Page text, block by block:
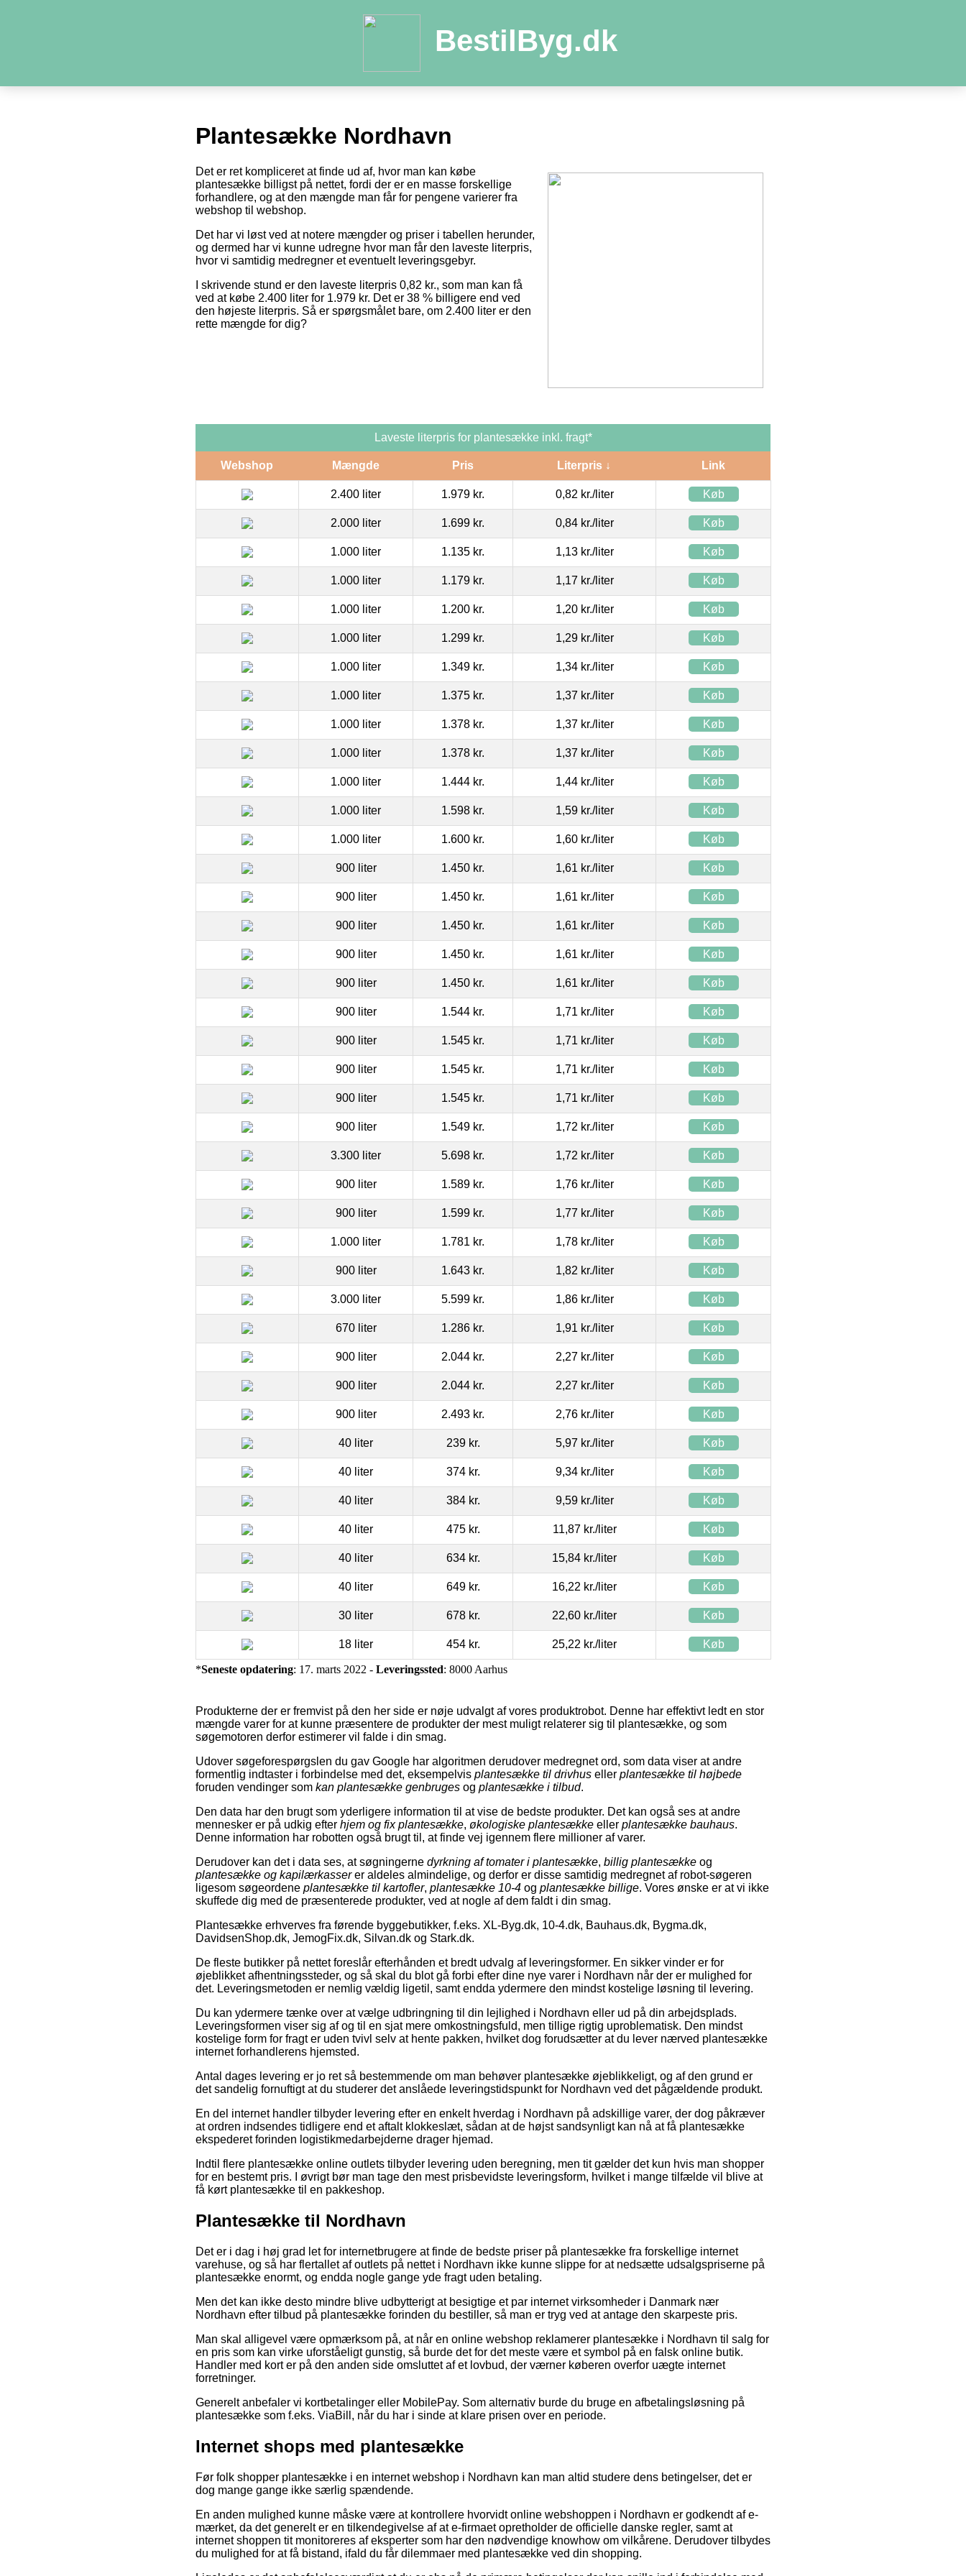
BestilByg.dk
Plantesække Nordhavn
Det er ret kompliceret at finde ud af, hvor man kan købe
plantesække billigst på nettet, fordi der er en masse forskellige
forhandlere, og at den mængde man får for pengene varierer fra
webshop til webshop.
Det har vi løst ved at notere mængder og priser i tabellen herunder,
og dermed har vi kunne udregne hvor man får den laveste literpris,
hvor vi samtidig medregner et eventuelt leveringsgebyr.
I skrivende stund er den laveste literpris 0,82 kr., som man kan få
ved at købe 2.400 liter for 1.979 kr. Det er 38 % billigere end ved
den højeste literpris. Så er spørgsmålet bare, om 2.400 liter er den
rette mængde for dig?
Laveste literpris for plantesække inkl. fragt*
Webshop Mængde Pris Literpris ↓ Link
2.400 liter 1.979 kr. 0,82 kr./liter Køb
2.000 liter 1.699 kr. 0,84 kr./liter Køb
1.000 liter 1.135 kr. 1,13 kr./liter Køb
1.000 liter 1.179 kr. 1,17 kr./liter Køb
1.000 liter 1.200 kr. 1,20 kr./liter Køb
1.000 liter 1.299 kr. 1,29 kr./liter Køb
1.000 liter 1.349 kr. 1,34 kr./liter Køb
1.000 liter 1.375 kr. 1,37 kr./liter Køb
1.000 liter 1.378 kr. 1,37 kr./liter Køb
1.000 liter 1.378 kr. 1,37 kr./liter Køb
1.000 liter 1.444 kr. 1,44 kr./liter Køb
1.000 liter 1.598 kr. 1,59 kr./liter Køb
1.000 liter 1.600 kr. 1,60 kr./liter Køb
900 liter 1.450 kr. 1,61 kr./liter Køb
900 liter 1.450 kr. 1,61 kr./liter Køb
900 liter 1.450 kr. 1,61 kr./liter Køb
900 liter 1.450 kr. 1,61 kr./liter Køb
900 liter 1.450 kr. 1,61 kr./liter Køb
900 liter 1.544 kr. 1,71 kr./liter Køb
900 liter 1.545 kr. 1,71 kr./liter Køb
900 liter 1.545 kr. 1,71 kr./liter Køb
900 liter 1.545 kr. 1,71 kr./liter Køb
900 liter 1.549 kr. 1,72 kr./liter Køb
3.300 liter 5.698 kr. 1,72 kr./liter Køb
900 liter 1.589 kr. 1,76 kr./liter Køb
900 liter 1.599 kr. 1,77 kr./liter Køb
1.000 liter 1.781 kr. 1,78 kr./liter Køb
900 liter 1.643 kr. 1,82 kr./liter Køb
3.000 liter 5.599 kr. 1,86 kr./liter Køb
670 liter 1.286 kr. 1,91 kr./liter Køb
900 liter 2.044 kr. 2,27 kr./liter Køb
900 liter 2.044 kr. 2,27 kr./liter Køb
900 liter 2.493 kr. 2,76 kr./liter Køb
40 liter 239 kr. 5,97 kr./liter Køb
40 liter 374 kr. 9,34 kr./liter Køb
40 liter 384 kr. 9,59 kr./liter Køb
40 liter 475 kr. 11,87 kr./liter Køb
40 liter 634 kr. 15,84 kr./liter Køb
40 liter 649 kr. 16,22 kr./liter Køb
30 liter 678 kr. 22,60 kr./liter Køb
18 liter 454 kr. 25,22 kr./liter Køb
*Seneste opdatering: 17. marts 2022 - Leveringssted: 8000 Aarhus
Produkterne der er fremvist på den her side er nøje udvalgt af vores produktrobot. Denne har effektivt ledt en stor
mængde varer for at kunne præsentere de produkter der mest muligt relaterer sig til plantesække, og som
søgemotoren derfor estimerer vil falde i din smag.
Udover søgeforespørgslen du gav Google har algoritmen derudover medregnet ord, som data viser at andre
formentlig indtaster i forbindelse med det, eksempelvis plantesække til drivhus eller plantesække til højbede
foruden vendinger som kan plantesække genbruges og plantesække i tilbud.
Den data har den brugt som yderligere information til at vise de bedste produkter. Det kan også ses at andre
mennesker er på udkig efter hjem og fix plantesække, økologiske plantesække eller plantesække bauhaus.
Denne information har robotten også brugt til, at finde vej igennem flere millioner af varer.
Derudover kan det i data ses, at søgningerne dyrkning af tomater i plantesække, billig plantesække og
plantesække og kapilærkasserer aldeles almindelige, og derfor er disse samtidig medregnet af robot-søgeren
ligesom søgeordene plantesække til kartofler, plantesække 10-4 og plantesække billige. Vores ønske er at vi ikke
skuffede dig med de præsenterede produkter, ved at nogle af dem faldt i din smag.
Plantesække erhverves fra førende byggebutikker, f.eks. XL-Byg.dk, 10-4.dk, Bauhaus.dk, Bygma.dk,
DavidsenShop.dk, JemogFix.dk, Silvan.dk og Stark.dk.
De fleste butikker på nettet foreslår efterhånden et bredt udvalg af leveringsformer. En sikker vinder er for
øjeblikket afhentningssteder, og så skal du blot gå forbi efter dine nye varer i Nordhavn når der er mulighed for
det. Leveringsmetoden er nemlig vældig ligetil, samt endda ydermere den mindst kostelige løsning til levering.
Du kan ydermere tænke over at vælge udbringning til din lejlighed i Nordhavn eller ud på din arbejdsplads.
Leveringsformen viser sig af og til en sjat mere omkostningsfuld, men tillige rigtig uproblematisk. Den mindst
kostelige form for fragt er uden tvivl selv at hente pakken, hvilket dog forudsætter at du lever nærved plantesække
internet forhandlerens hjemsted.
Antal dages levering er jo ret så bestemmende om man behøver plantesække øjeblikkeligt, og af den grund er
det sandelig fornuftigt at du studerer det anslåede leveringstidspunkt for Nordhavn ved det pågældende produkt.
En del internet handler tilbyder levering efter en enkelt hverdag i Nordhavn på adskillige varer, der dog påkræver
at ordren indsendes tidligere end et aftalt klokkeslæt, sådan at de højst sandsynligt kan nå at få plantesække
ekspederet forinden logistikmedarbejderne drager hjemad.
Indtil flere plantesække online outlets tilbyder levering uden beregning, men tit gælder det kun hvis man shopper
for en bestemt pris. I øvrigt bør man tage den mest prisbevidste leveringsform, hvilket i mange tilfælde vil blive at
få kørt plantesække til en pakkeshop.
Plantesække til Nordhavn
Det er i dag i høj grad let for internetbrugere at finde de bedste priser på plantesække fra forskellige internet
varehuse, og så har flertallet af outlets på nettet i Nordhavn ikke kunne slippe for at nedsætte udsalgspriserne på
plantesække enormt, og endda nogle gange yde fragt uden betaling.
Men det kan ikke desto mindre blive udbytterigt at besigtige et par internet virksomheder i Danmark nær
Nordhavn efter tilbud på plantesække forinden du bestiller, så man er tryg ved at antage den skarpeste pris.
Man skal alligevel være opmærksom på, at når en online webshop reklamerer plantesække i Nordhavn til salg for
en pris som kan virke uforståeligt gunstig, så burde det for det meste være et symbol på en falsk online butik.
Handler med kort er på den anden side omsluttet af et lovbud, der værner køberen overfor uægte internet
forretninger.
Generelt anbefaler vi kortbetalinger eller MobilePay. Som alternativ burde du bruge en afbetalingsløsning på
plantesække som f.eks. ViaBill, når du har i sinde at klare prisen over en periode.
Internet shops med plantesække
Før folk shopper plantesække i en internet webshop i Nordhavn kan man altid studere dens betingelser, det er
dog mange gange ikke særlig spændende.
En anden mulighed kunne måske være at kontrollere hvorvidt online webshoppen i Nordhavn er godkendt af e-
mærket, da det generelt er en tilkendegivelse af at e-firmaet opretholder de officielle danske regler, samt at
internet shoppen tit monitoreres af eksperter som har den nødvendige knowhow om vilkårene. Derudover tilbydes
du mulighed for at få bistand, ifald du får dilemmaer med plantesække ved din shopping.